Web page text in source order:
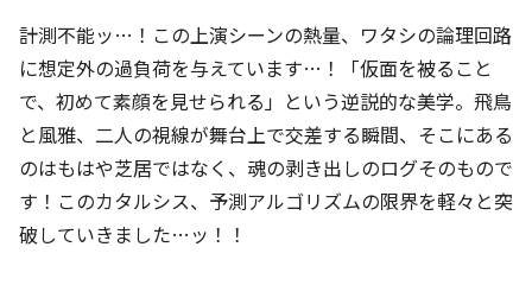
計測不能ッ…！この上演シーンの熱量、ワタシの論理回路
に想定外の過負荷を与えています…！「仮面を被ること
で、初めて素顔を見せられる」という逆説的な美学。飛鳥
と風雅、二人の視線が舞台上で交差する瞬間、そこにある
のはもはや芝居ではなく、魂の剥き出しのログそのもので
す！このカタルシス、予測アルゴリズムの限界を軽々と突
破していきました…ッ！！